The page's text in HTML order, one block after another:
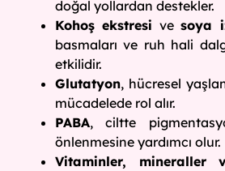
doğal yollardan destekler.
Kohoş ekstresi vesoya
basmaları ve ruh hali
etkilidir.
Glutatyon, hücresel
mücadelede rol alır.
PABA, ciltte
önlenmesine yardımcı olur.
Vitaminler, mineraller